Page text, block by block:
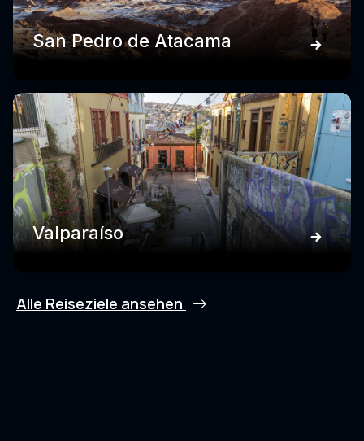
San Pedro de Atacama
Valparaíso
Alle Reiseziele ansehen